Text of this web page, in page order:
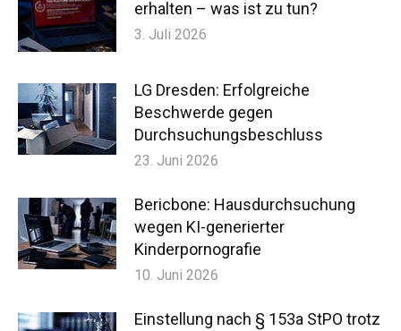
erhalten – was ist zu tun?
3. Juli 2026
LG Dresden: Erfolgreiche
Beschwerde gegen
Durchsuchungsbeschluss
23. Juni 2026
Bericbone: Hausdurchsuchung
wegen KI-generierter
Kinderpornografie
10. Juni 2026
Einstellung nach § 153a StPO trotz